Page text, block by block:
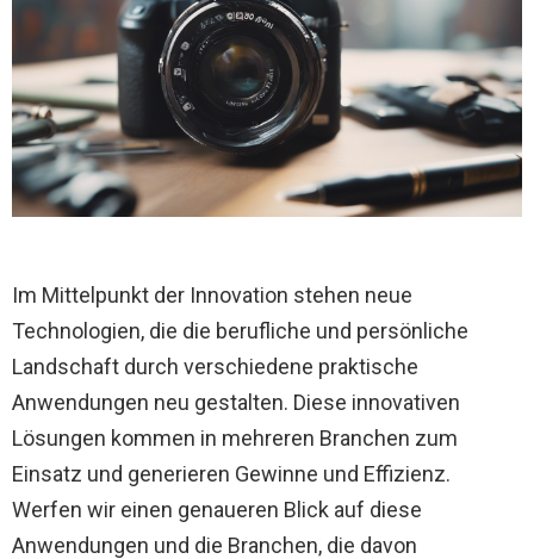
Im Mittelpunkt der Innovation stehen neue
Technologien, die die berufliche und persönliche
Landschaft durch verschiedene praktische
Anwendungen neu gestalten. Diese innovativen
Lösungen kommen in mehreren Branchen zum
Einsatz und generieren Gewinne und Effizienz.
Werfen wir einen genaueren Blick auf diese
Anwendungen und die Branchen, die davon